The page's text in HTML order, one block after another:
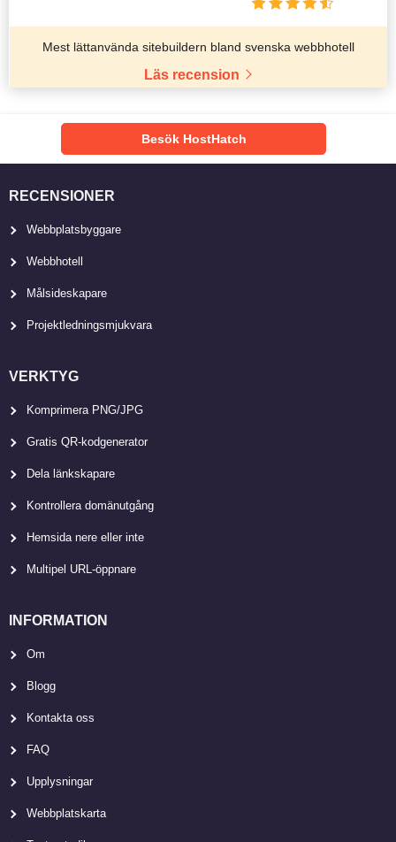
Mest lättanvända sitebuildern bland svenska webbhotell
Läs recension
Besök HostHatch
RECENSIONER
Webbplatsbyggare
Webbhotell
Målsideskapare
Projektledningsmjukvara
VERKTYG
Komprimera PNG/JPG
Gratis QR-kodgenerator
Dela länkskapare
Kontrollera domänutgång
Hemsida nere eller inte
Multipel URL-öppnare
INFORMATION
Om
Blogg
Kontakta oss
FAQ
Upplysningar
Webbplatskarta